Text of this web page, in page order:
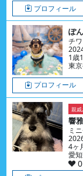
プロフィール
ぽ
チ
1歳
東
プロフィール
親戚
響
ミ
4ヶ
愛
0